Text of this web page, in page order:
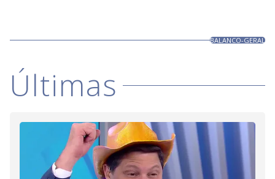
BALANCO-GERAL
Últimas